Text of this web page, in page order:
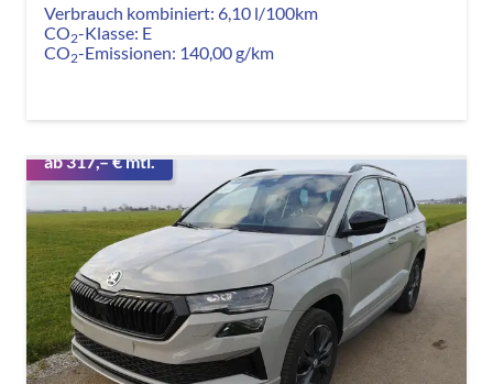
Verbrauch kombiniert: 6,10 l/100km
CO2-Klasse: E
CO2-Emissionen: 140,00 g/km
ab 317,– € mtl.